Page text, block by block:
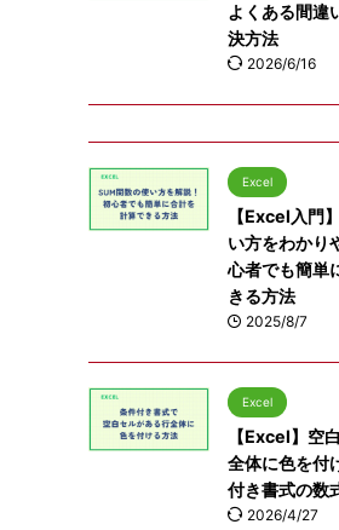
よくある間違
決方法
2026/6/16
Excel
【Excel入門
い方をわかり
心者でも簡単
きる方法
2025/8/7
Excel
【Excel】空
全体に色を付
付き書式の数
2026/4/27